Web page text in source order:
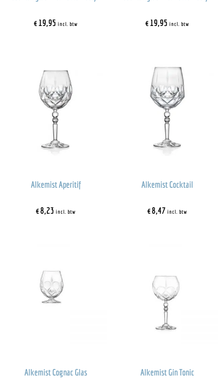
€19,95 incl. btw €19,95 incl. btw
Alkemist Aperitif
€8,23 incl. btw
Alkemist Cocktail
€8,47 incl. btw
Alkemist Cognac Glas Alkemist Gin Tonic